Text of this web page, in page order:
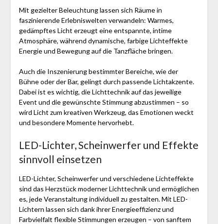
Mit gezielter Beleuchtung lassen sich Räume in
faszinierende Erlebniswelten verwandeln: Warmes,
gedämpftes Licht erzeugt eine entspannte, intime
Atmosphäre, während dynamische, farbige Lichteffekte
Energie und Bewegung auf die Tanzfläche bringen.
Auch die Inszenierung bestimmter Bereiche, wie der
Bühne oder der Bar, gelingt durch passende Lichtakzente.
Dabei ist es wichtig, die Lichttechnik auf das jeweilige
Event und die gewünschte Stimmung abzustimmen – so
wird Licht zum kreativen Werkzeug, das Emotionen weckt
und besondere Momente hervorhebt.
LED-Lichter, Scheinwerfer und Effekte
sinnvoll einsetzen
LED-Lichter, Scheinwerfer und verschiedene Lichteffekte
sind das Herzstück moderner Lichttechnik und ermöglichen
es, jede Veranstaltung individuell zu gestalten. Mit LED-
Lichtern lassen sich dank ihrer Energieeffizienz und
Farbvielfalt flexible Stimmungen erzeugen – von sanftem